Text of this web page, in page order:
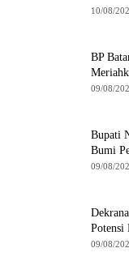
10/08/
BP
09/08/
Bupati
Bumi
09/08/
Potensi
09/08/